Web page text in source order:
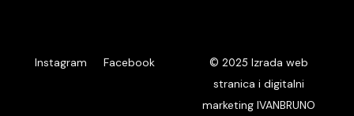
Instagram Facebook © 2025Izrada web
stranica i digitalni
marketing IVANBRUNO